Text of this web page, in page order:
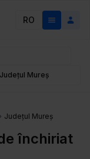
RO
Județul Mureș
Județul Mureș
închiriat